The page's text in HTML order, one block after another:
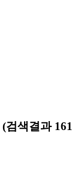
(검색결과 161